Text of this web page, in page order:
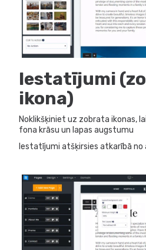
Iestatījumi
ikona)
Noklikšķiniet uz zobrata ikonas,
fona krāsu un lapas augstumu
Iestatījumi atšķirsies atkarībā